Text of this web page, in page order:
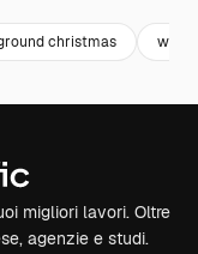
christmas
migliori lavori. Oltre
agenzie e studi.